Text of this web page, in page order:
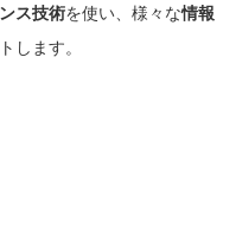
ス技術を使い、様々な情報
します。